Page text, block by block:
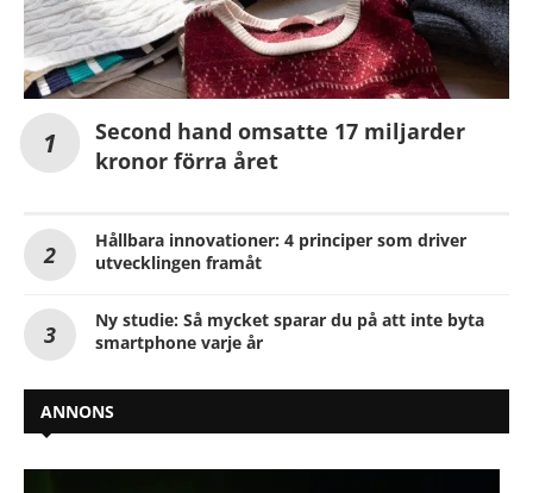
Second hand omsatte 17 miljarder
kronor förra året
Hållbara innovationer: 4 principer som driver
utvecklingen framåt
Ny studie: Så mycket sparar du på att inte byta
smartphone varje år
ANNONS